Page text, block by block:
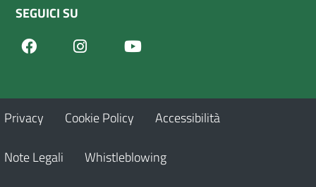
SEGUICI SU
FacebookInstagram
Privacy Cookie Policy Accessibilità
Note Legali Whistleblowing